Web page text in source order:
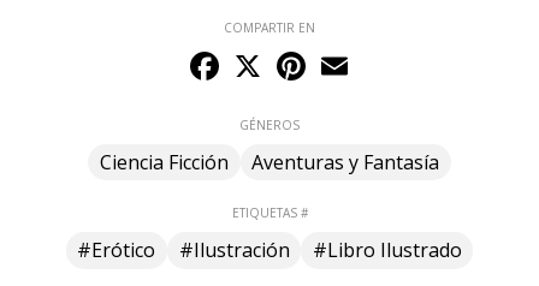
COMPARTIR EN
Facebook
X Pinterest
GÉNEROS
Ciencia Ficción Aventuras y Fantasía
ETIQUETAS #
#Erótico #Ilustración #Libro Ilustrado